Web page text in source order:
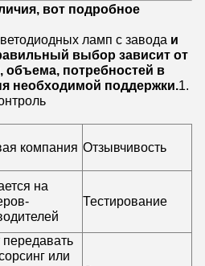
вот подробное
ламп с завода и
выбор зависит от
объема, потребностей в
необходимой поддержки. 1.
компания Отзывчивость
на
Тестирование
или